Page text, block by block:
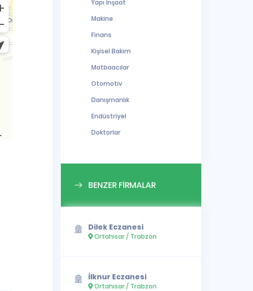
Yapı İnşaat
Makine
Finans
Kişisel Bakım
Matbaacılar
Otomotiv
Danışmanlık
Endüstriyel
Doktorlar
BENZER FİRMALAR
Dilek Eczanesi
Ortahisar / Trabzon
İlknur Eczanesi
Ortahisar / Trabzon